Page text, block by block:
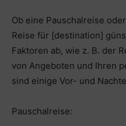
Ob eine Pauschalreise
Reise für [destination]
Faktoren ab, wie z. B. der
von Angeboten und Ihren
sind einige Vor- und
Pauschalreise: